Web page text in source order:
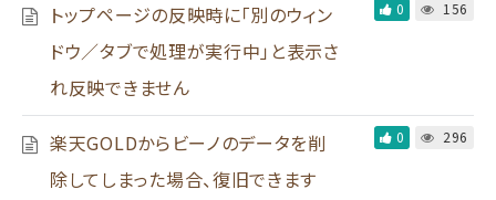
トップページの反映時に「別のウィン
ドウ／タブで処理が実行中」と表示さ
れ反映できません
0 156
楽天GOLDからビーノのデータを削
除してしまった場合、復旧できます
0 296